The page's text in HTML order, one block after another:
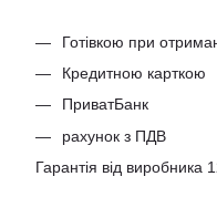
Готівкою при
Кредитною карткою
ПриватБанк
рахунок з ПДВ
Гарантія від виробника